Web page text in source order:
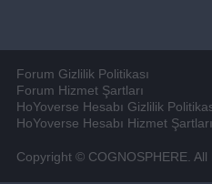
Forum Gizlilik Politikası
Forum Hizmet Şartları
HoYoverse Hesabı Gizlilik
HoYoverse Hesabı Hizmet Şartları
Copyright © COGNOSPHERE. All